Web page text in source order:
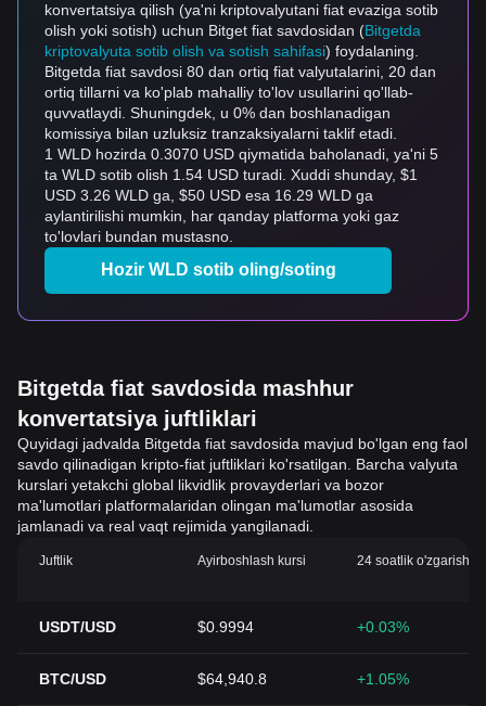
konvertatsiya qilish (ya'ni kriptovalyutani fiat evaziga sotib
olish yoki sotish) uchun Bitget fiat savdosidan (Bitgetda
kriptovalyuta sotib olish va sotish sahifasi) foydalaning.
Bitgetda fiat savdosi 80 dan ortiq fiat valyutalarini, 20 dan
ortiq tillarni va ko'plab mahalliy to'lov usullarini qo'llab-
quvvatlaydi. Shuningdek, u 0% dan boshlanadigan
komissiya bilan uzluksiz tranzaksiyalarni taklif etadi.
1 WLD hozirda 0.3070 USD qiymatida baholanadi, ya'ni 5
ta WLD sotib olish 1.54 USD turadi. Xuddi shunday, $1
USD 3.26 WLD ga, $50 USD esa 16.29 WLD ga
aylantirilishi mumkin, har qanday platforma yoki gaz
to'lovlari bundan mustasno.
Hozir WLD sotib oling/soting
Bitgetda fiat savdosida mashhur
konvertatsiya juftliklari
Quyidagi jadvalda Bitgetda fiat savdosida mavjud bo'lgan eng faol
savdo qilinadigan kripto-fiat juftliklari ko'rsatilgan. Barcha valyuta
kurslari yetakchi global likvidlik provayderlari va bozor
ma'lumotlari platformalaridan olingan ma'lumotlar asosida
jamlanadi va real vaqt rejimida yangilanadi.
Juftlik Ayirboshlash kursi 24 soatlik o'zgarish
USDT/USD $0.9994 +0.03%
BTC/USD $64,940.8 +1.05%